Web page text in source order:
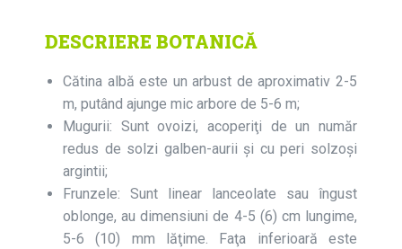
DESCRIERE BOTANICĂ
Cătina albă este un arbust de aproximativ 2-5
m, putând ajunge mic arbore de 5-6 m;
Mugurii: Sunt ovoizi, acoperiţi de un număr
redus de solzi galben-aurii şi cu peri solzoşi
argintii;
Frunzele: Sunt linear lanceolate sau îngust
oblonge, au dimensiuni de 4-5 (6) cm lungime,
5-6 (10) mm lăţime. Faţa inferioară este